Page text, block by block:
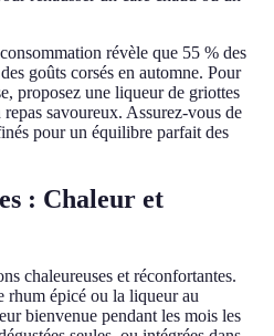
révèle que 55 % des
goûts corsés en automne. Pour
proposez une liqueur de griottes
savoureux. Assurez-vous de
pour un équilibre parfait des
: Chaleur et
chaleureuses et réconfortantes.
rhum épicé ou la liqueur au
bienvenue pendant les mois les